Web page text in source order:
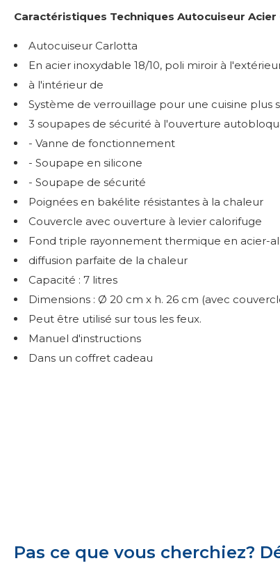
Caractéristiques Techniques Autocuiseur
Autocuiseur Carlotta
En acier inoxydable 18/10, poli miroir à
à l'intérieur de
Système de verrouillage pour une cuisine plus
3 soupapes de sécurité à l'ouverture
- Vanne de fonctionnement
- Soupape en silicone
- Soupape de sécurité
Poignées en bakélite résistantes à la chaleur
Couvercle avec ouverture à levier calorifuge
Fond triple rayonnement thermique en acier-
diffusion parfaite de la chaleur
Capacité : 7 litres
Dimensions : Ø 20 cm x h. 26 cm (avec
Peut être utilisé sur tous les feux.
Manuel d'instructions
Dans un coffret cadeau
Pas ce que vous cherchiez?